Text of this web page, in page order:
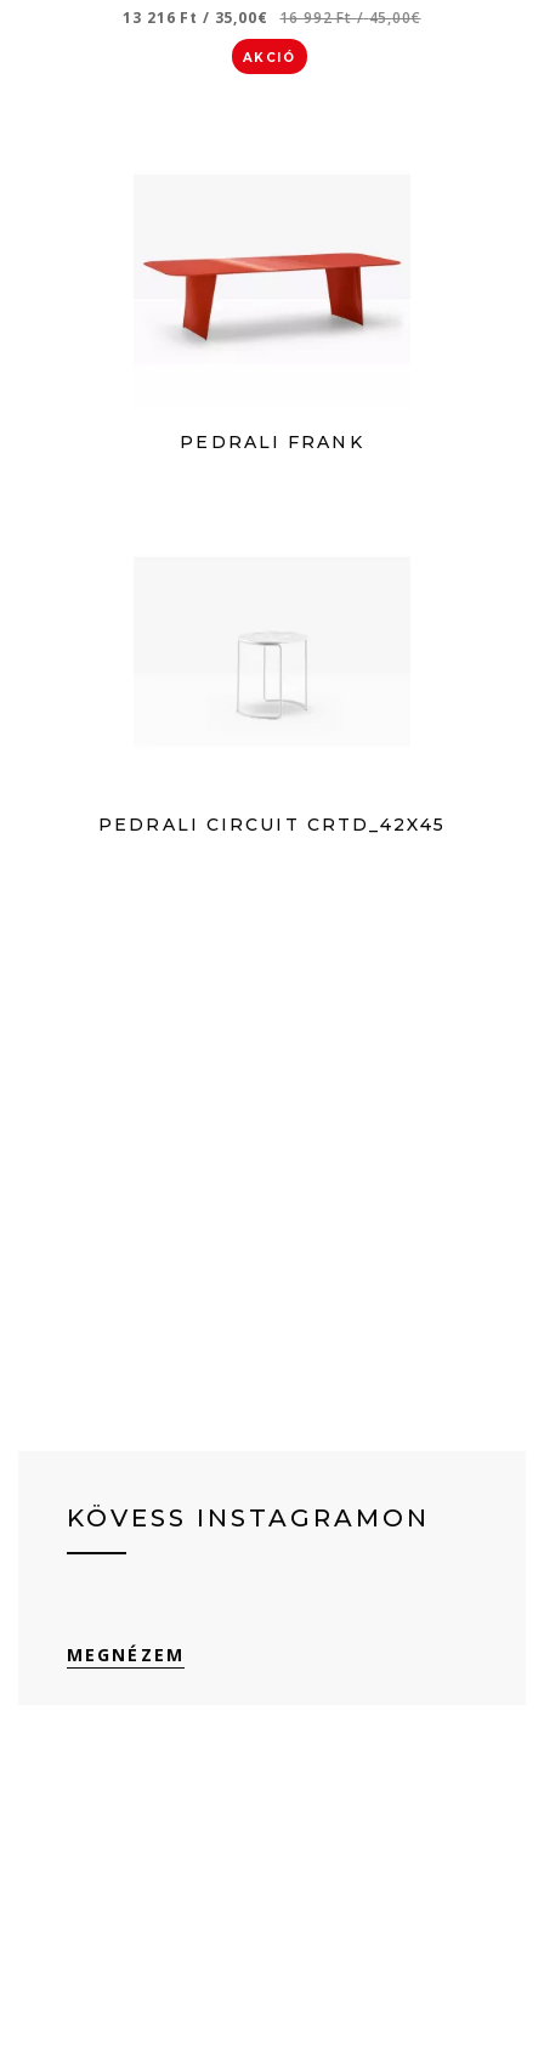
13 216 Ft / 35,00€ 16 992 Ft/ 45,00€
AKCIÓ
PEDRALI FRANK
PEDRALI CIRCUIT CRTD_42X45
KÖVESS INSTAGRAMON
MEGNÉZEM